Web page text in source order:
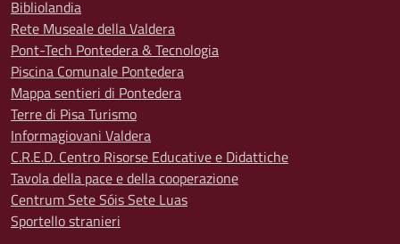
Bibliolandia
Rete Museale della Valdera
Pont-Tech Pontedera & Tecnologia
Piscina Comunale Pontedera
Mappa sentieri di Pontedera
Terre di Pisa Turismo
Informagiovani Valdera
C.R.E.D. Centro Risorse Educative e Didattiche
Tavola della pace e della cooperazione
Centrum Sete Sóis Sete Luas
Sportello stranieri